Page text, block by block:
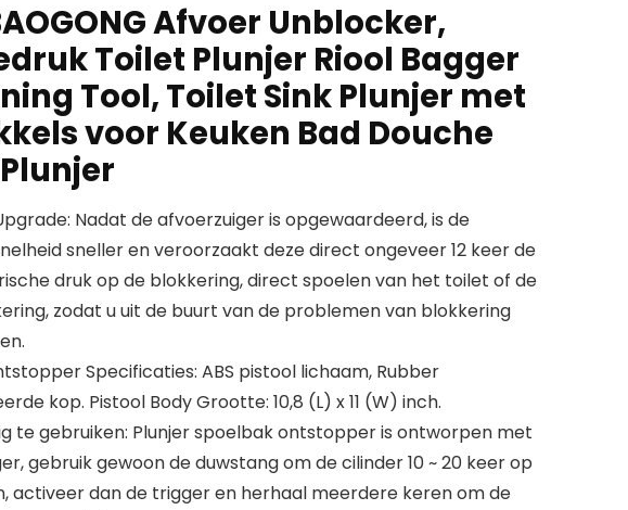
Afvoer Unblocker,
Toilet Plunjer Riool Bagger
Tool, Toilet Sink Plunjer met
voor Keuken Bad Douche
Nadat de afvoerzuiger is opgewaardeerd, is de
sneller en veroorzaakt deze direct ongeveer 12 keer de
druk op de blokkering, direct spoelen van het toilet of de
zodat u uit de buurt van de problemen van blokkering
Specificaties: ABS pistool lichaam, Rubber
kop. Pistool Body Grootte: 10,8 (L) x 11 (W) inch.
te gebruiken: Plunjer spoelbak ontstopper is ontworpen met
gebruik gewoon de duwstang om de cilinder 10 ~ 20 keer op
activeer dan de trigger en herhaal meerdere keren om de